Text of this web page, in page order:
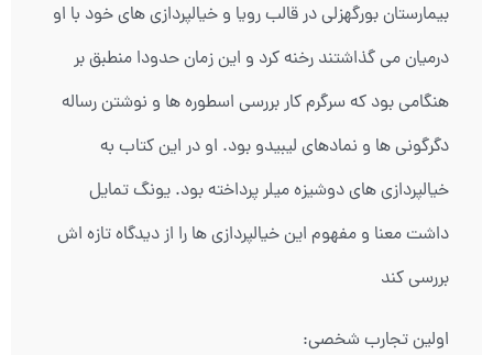
بیمارستان بورگهزلی در قالب رویا و خیالپردازی های خود با او
درمیان می گذاشتند رخنه کرد و این زمان حدودا منطبق بر
هنگامی بود که سرگرم کار بررسی اسطوره ها و نوشتن رساله
دگرگونی ها و نمادهای لیبیدو بود. او در این کتاب به
خیالپردازی های دوشیزه میلر پرداخته بود. یونگ تمایل
داشت معنا و مفهوم این خیالپردازی ها را از دیدگاه تازه اش
بررسی کند
اولین تجارب شخصی: